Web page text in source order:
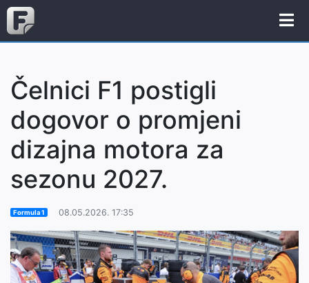
Čelnici F1 postigli
dogovor o promjeni
dizajna motora za
sezonu 2027.
Formula 1 08.05.2026. 17:35